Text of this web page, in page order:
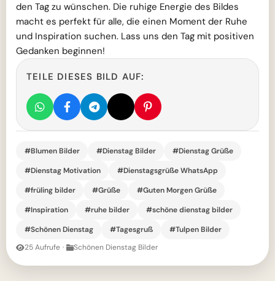
den Tag zu wünschen. Die ruhige Energie des Bildes
macht es perfekt für alle, die einen Moment der Ruhe
und Inspiration suchen. Lass uns den Tag mit positiven
Gedanken beginnen!
TEILE DIESES BILD AUF:
#Blumen Bilder #Dienstag Bilder
#Dienstag Grüße
#Dienstag Motivation
#Dienstagsgrüße WhatsApp
#früling bilder
#Grüße
#Guten Morgen Grüße
#Inspiration
#ruhe bilder
#schöne dienstag bilder
#Schönen Dienstag
#Tagesgruß
#Tulpen Bilder
25 Aufrufe · Schönen Dienstag Bilder